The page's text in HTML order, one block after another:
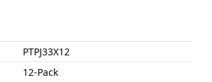
PTPJ33X12
12-Pack